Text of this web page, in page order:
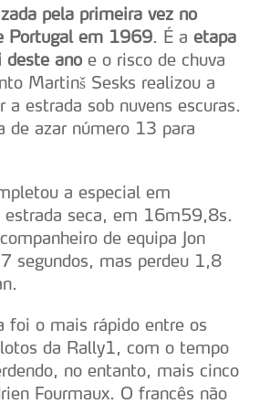
pela primeira vez no
Portugal em 1969. É a etapa
deste ano e o risco de chuva
Martinš Sesks realizou a
a estrada sob nuvens escuras.
de azar número 13 para
a especial em
estrada seca, em 16m59,8s.
de equipa Jon
segundos, mas perdeu 1,8
foi o mais rápido entre os
da Rally1, com o tempo
no entanto, mais cinco
Fourmaux. O francês não